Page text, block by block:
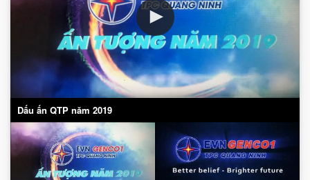
Dấu ấn QTP năm 2019